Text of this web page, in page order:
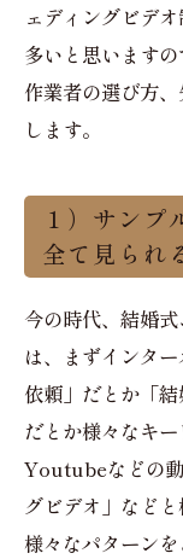
ェディングビデ
多いと思います
作業者の選び方
します。
１）サンプ
全て見られ
今の時代、結婚
は、まずインタ
依頼」だとか「
だとか様々なキ
Youtubeなどの
グビデオ」など
様々なパターンを